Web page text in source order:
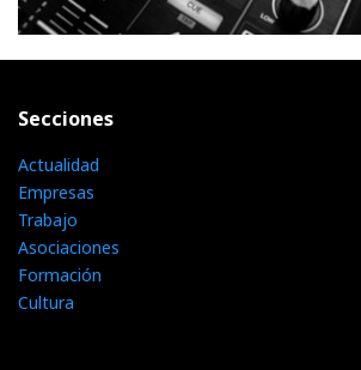
Secciones
Actualidad
Empresas
Trabajo
Asociaciones
Formación
Cultura